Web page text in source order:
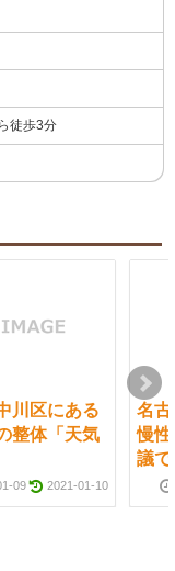
徒歩3分
川区にある
整体「天気
09 2021-01-10
名
慢
議